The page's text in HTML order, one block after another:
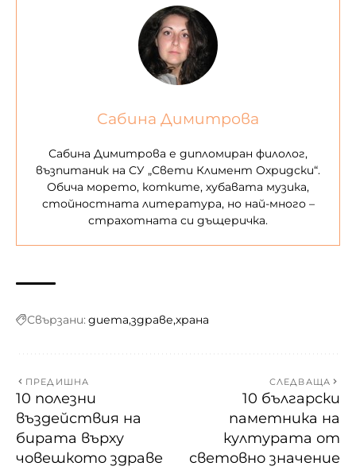
Сабина Димитрова
Сабина Димитрова е дипломиран филолог,
възпитаник на СУ „Свети Климент Охридски“.
Обича морето, котките, хубавата музика,
стойностната литература, но най-много –
страхотната си дъщеричка.
Свързани: диета здраве храна
ПРЕДИШНА
10 полезни
въздействия на
бирата върху
човешкото здраве
СЛЕДВАЩА
10 български
паметника на
културата от
световно значение